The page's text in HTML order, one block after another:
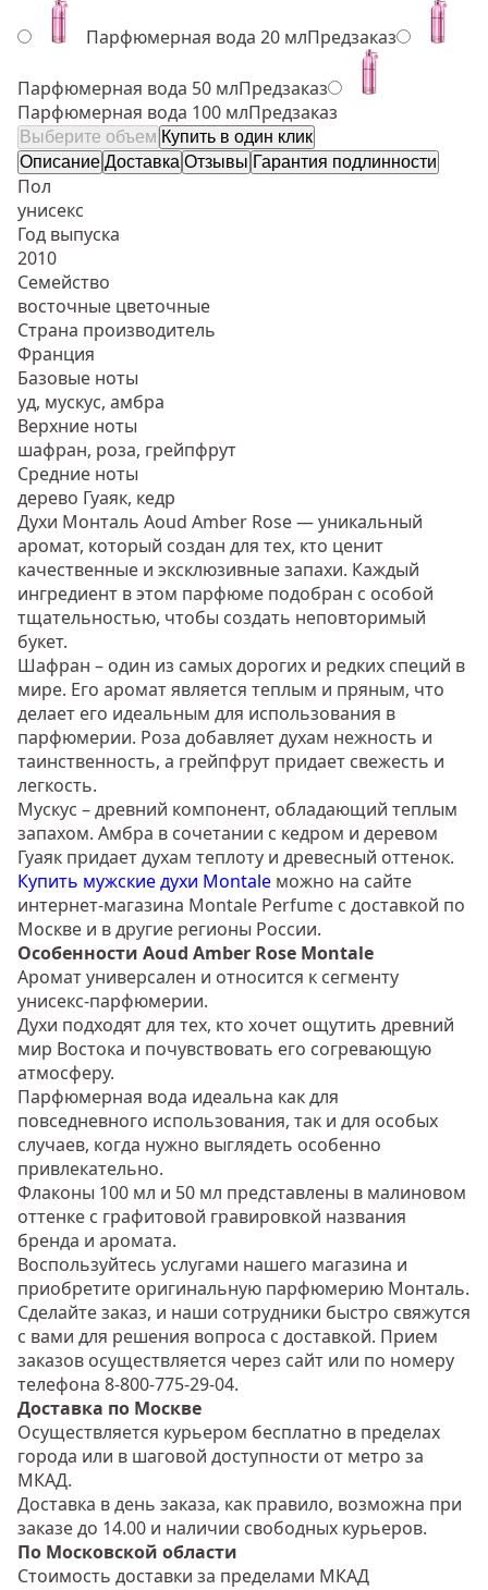
Парфюмерная вода 20 млПредзаказ
Парфюмерная вода 50 млПредзаказ
Парфюмерная вода 100 млПредзаказ
Выберите объем Купить в один клик
Описание Доставка Отзывы Гарантия подлинности
Пол
унисекс
Год выпуска
2010
Семейство
восточные цветочные
Страна производитель
Франция
Базовые ноты
уд, мускус, амбра
Верхние ноты
шафран, роза, грейпфрут
Средние ноты
дерево Гуаяк, кедр
Духи Монталь Aoud Amber Rose — уникальный
аромат, который создан для тех, кто ценит
качественные и эксклюзивные запахи. Каждый
ингредиент в этом парфюме подобран с особой
тщательностью, чтобы создать неповторимый
букет.
Шафран – один из самых дорогих и редких специй в
мире. Его аромат является теплым и пряным, что
делает его идеальным для использования в
парфюмерии. Роза добавляет духам нежность и
таинственность, а грейпфрут придает свежесть и
легкость.
Мускус – древний компонент, обладающий теплым
запахом. Амбра в сочетании с кедром и деревом
Гуаяк придает духам теплоту и древесный оттенок.
Купить мужские духи Montale можно на сайте
интернет-магазина Montale Perfume с доставкой по
Москве и в другие регионы России.
Особенности Aoud Amber Rose Montale
Аромат универсален и относится к сегменту
унисекс-парфюмерии.
Духи подходят для тех, кто хочет ощутить древний
мир Востока и почувствовать его согревающую
атмосферу.
Парфюмерная вода идеальна как для
повседневного использования, так и для особых
случаев, когда нужно выглядеть особенно
привлекательно.
Флаконы 100 мл и 50 мл представлены в малиновом
оттенке с графитовой гравировкой названия
бренда и аромата.
Воспользуйтесь услугами нашего магазина и
приобретите оригинальную парфюмерию Монталь.
Сделайте заказ, и наши сотрудники быстро свяжутся
с вами для решения вопроса с доставкой. Прием
заказов осуществляется через сайт или по номеру
телефона 8-800-775-29-04.
Доставка по Москве
Осуществляется курьером бесплатно в пределах
города или в шаговой доступности от метро за
МКАД.
Доставка в день заказа, как правило, возможна при
заказе до 14.00 и наличии свободных курьеров.
По Московской области
Стоимость доставки за пределами МКАД